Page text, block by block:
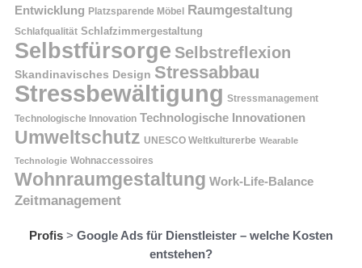
Entwicklung Platzsparende Möbel Raumgestaltung
Schlafqualität Schlafzimmergestaltung
Selbstfürsorge Selbstreflexion
Skandinavisches Design Stressabbau
Stressbewältigung Stressmanagement
Technologische Innovation Technologische Innovationen
Umweltschutz UNESCO Weltkulturerbe Wearable
Technologie Wohnaccessoires
Wohnraumgestaltung Work-Life-Balance
Zeitmanagement
Profis > Google Ads für Dienstleister – welche Kosten
entstehen?